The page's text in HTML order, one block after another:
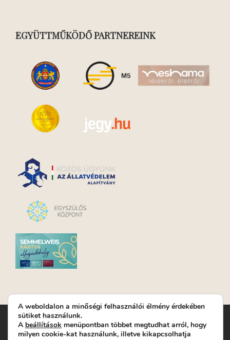
EGYÜTTMŰKÖDŐ PARTNEREINK
Turay Ida Színház Közhasznú Nonprofit Kft. | Működési
helyszín: Turay Ida Színház 1089 Budapest, Kálvária tér 6. |
A weboldalon a minőségi felhasználói élmény érdekében
sütiket használunk.
A beállítások menüpontban többet megtudhat arról, hogy
milyen cookie-kat használunk, illetve kikapcsolhatja